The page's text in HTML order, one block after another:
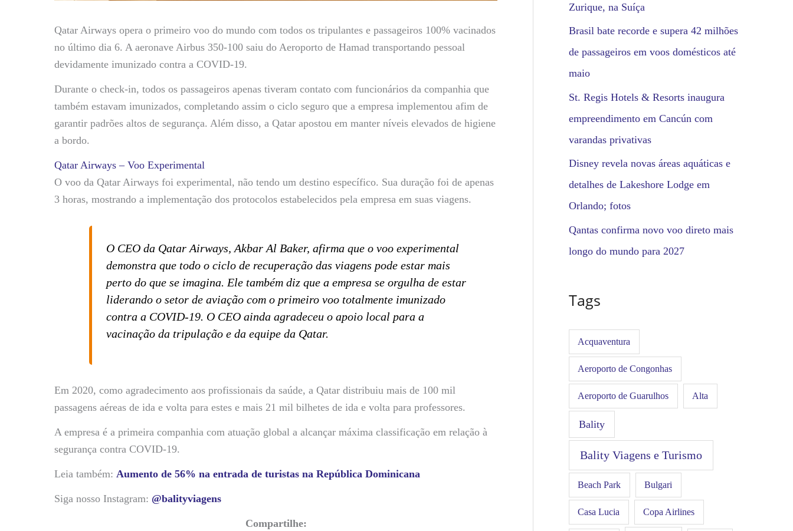
Qatar Airways opera o primeiro voo do mundo com todos os tripulantes e passageiros 100% vacinados
no último dia 6. A aeronave Airbus 350-100 saiu do Aeroporto de Hamad transportando pessoal
devidamente imunizado contra a COVID-19.
Durante o check-in, todos os passageiros apenas tiveram contato com funcionários da companhia que
também estavam imunizados, completando assim o ciclo seguro que a empresa implementou afim de
garantir padrões altos de segurança. Além disso, a Qatar apostou em manter níveis elevados de higiene
a bordo.
Qatar Airways – Voo Experimental
O voo da Qatar Airways foi experimental, não tendo um destino específico. Sua duração foi de apenas
3 horas, mostrando a implementação dos protocolos estabelecidos pela empresa em suas viagens.
O CEO da Qatar Airways, Akbar Al Baker, afirma que o voo experimental
demonstra que todo o ciclo de recuperação das viagens pode estar mais
perto do que se imagina. Ele também diz que a empresa se orgulha de estar
liderando o setor de aviação com o primeiro voo totalmente imunizado
contra a COVID-19. O CEO ainda agradeceu o apoio local para a
vacinação da tripulação e da equipe da Qatar.
Em 2020, como agradecimento aos profissionais da saúde, a Qatar distribuiu mais de 100 mil
passagens aéreas de ida e volta para estes e mais 21 mil bilhetes de ida e volta para professores.
A empresa é a primeira companhia com atuação global a alcançar máxima classificação em relação à
segurança contra COVID-19.
Leia também: Aumento de 56% na entrada de turistas na República Dominicana
Siga nosso Instagram: @balityviagens
Compartilhe:
Zurique, na Suíça
Brasil bate recorde e supera 42 milhões
de passageiros em voos domésticos até
maio
St. Regis Hotels & Resorts inaugura
empreendimento em Cancún com
varandas privativas
Disney revela novas áreas aquáticas e
detalhes de Lakeshore Lodge em
Orlando; fotos
Qantas confirma novo voo direto mais
longo do mundo para 2027
Tags
Acquaventura
Aeroporto de Congonhas
Aeroporto de Guarulhos Alta
Bality
Bality Viagens e Turismo
Beach Park Bulgari
Casa Lucia Copa Airlines